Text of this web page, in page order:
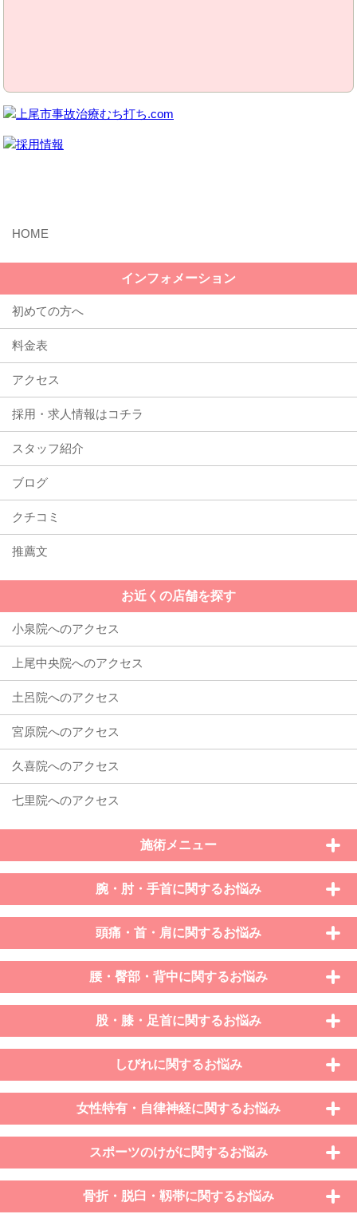
インフォメーション
初めての方へ
料金表
アクセス
採用・求人情報はコチラ
スタッフ紹介
ブログ
クチコミ
推薦文
お近くの店舗を探す
施術メニュー
腕・肘・手首に関するお悩み
頭痛・首・肩に関するお悩み
腰・臀部・背中に関するお悩み
股・膝・足首に関するお悩み
しびれに関するお悩み
女性特有・自律神経に関するお悩み
スポーツのけがに関するお悩み
骨折・脱臼・靱帯に関するお悩み